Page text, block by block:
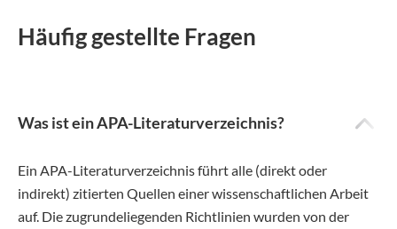
Häufig gestellte Fragen
Was ist ein APA-Literaturverzeichnis?
Ein APA-Literaturverzeichnis führt alle (direkt oder
indirekt) zitierten Quellen einer wissenschaftlichen Arbeit
auf. Die zugrundeliegenden Richtlinien wurden von der